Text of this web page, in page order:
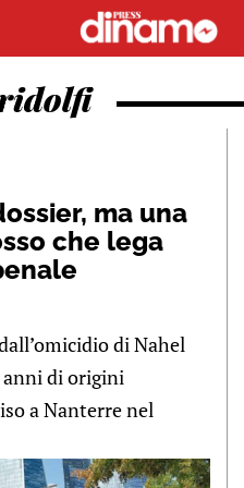
ma una
che lega
di Nahel
anni di origini
a Nanterre nel